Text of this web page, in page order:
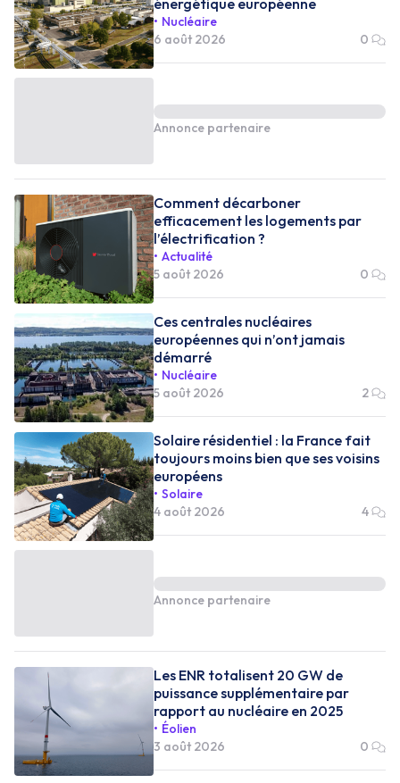
Nucléaire
6 août 2026
0
Annonce partenaire
Comment décarboner
efficacement les logements par
l’électrification ?
Actualité
5 août 2026
0
Ces centrales nucléaires
européennes qui n’ont jamais
démarré
Nucléaire
5 août 2026
2
Solaire résidentiel : la France fait
toujours moins bien que ses voisins
européens
Solaire
4 août 2026
4
Annonce partenaire
Les ENR totalisent 20 GW de
puissance supplémentaire par
rapport au nucléaire en 2025
Éolien
3 août 2026
0